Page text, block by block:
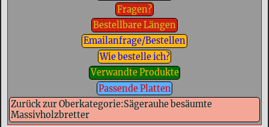
Fragen?
Bestellbare Längen
Emailanfrage/Bestellen
Wie bestelle ich?
Verwandte Produkte
Passende Platten
Zurück zur Oberkategorie:Sägerauhe besäumte
Massivholzbretter